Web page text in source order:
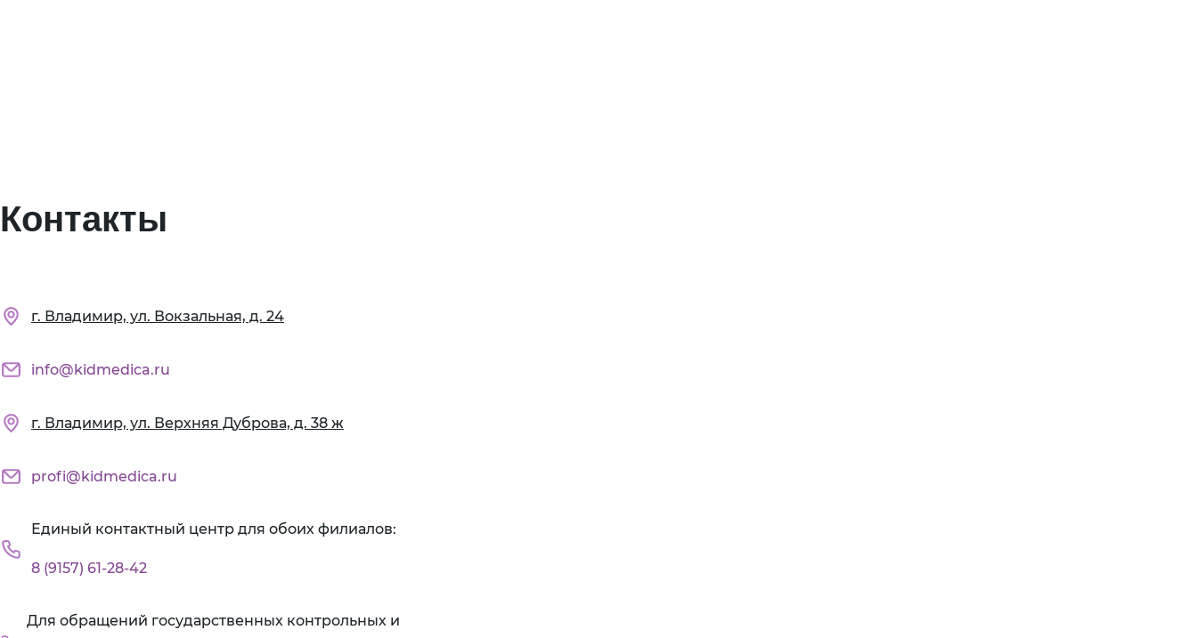
Контакты
г. Владимир, ул. Вокзальная, д. 24
info@kidmedica.ru
г. Владимир, ул. Верхняя Дуброва, д. 38 ж
profi@kidmedica.ru
Единый контактный центр для обоих филиалов:
8 (9157) 61-28-42
Для обращений государственных контрольных и